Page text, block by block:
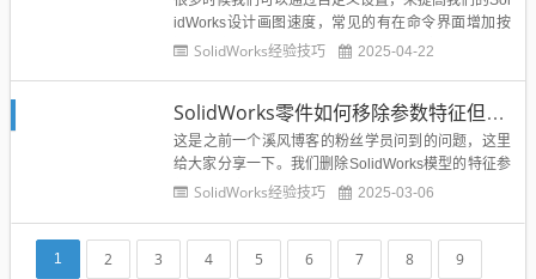
idWorks设计画图速度，常见的有在命令界面增加按
钮的，今天分享的是在鼠标右击弹窗的命令里面添加
SolidWorks经验技巧 2025-04-22
SolidWorks零件如何移除参数特征但保留实体？
这是之前一个溪风博客的粉丝学员问到的问题，这里
给大家分享一下。我们删除SolidWorks模型的特征参
数，保留实体零件，大大简化了模型，同时模型还不
SolidWorks经验技巧 2025-03-06
1 2 3 4 5 6 7 8 9